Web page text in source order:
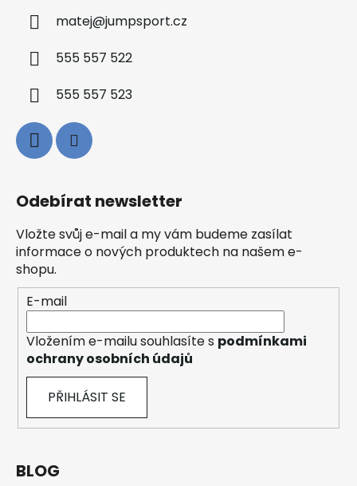
matej@jumpsport.cz
555 557 522
555 557 523
Odebírat newsletter
Vložte svůj e-mail a my vám budeme zasílat
informace o nových produktech na našem e-
shopu.
E-mail
Vložením e-mailu souhlasíte s podmínkami
ochrany osobních údajů
PŘIHLÁSIT SE
BLOG